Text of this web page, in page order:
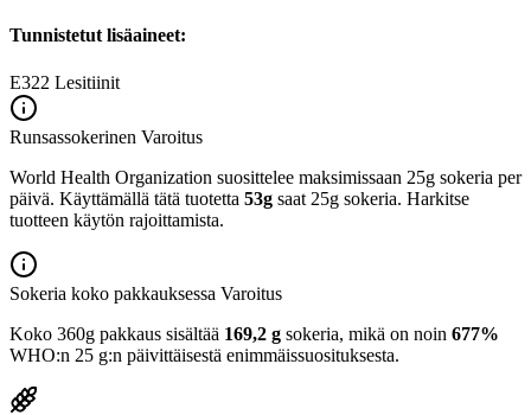
Tunnistetut lisäaineet:
E322 Lesitiinit
Runsassokerinen Varoitus
World Health Organization suosittelee maksimissaan 25g sokeria per
päivä. Käyttämällä tätä tuotetta 53g saat 25g sokeria. Harkitse
tuotteen käytön rajoittamista.
Sokeria koko pakkauksessa Varoitus
Koko 360g pakkaus sisältää 169,2 g sokeria, mikä on noin 677%
WHO:n 25 g:n päivittäisestä enimmäissuosituksesta.